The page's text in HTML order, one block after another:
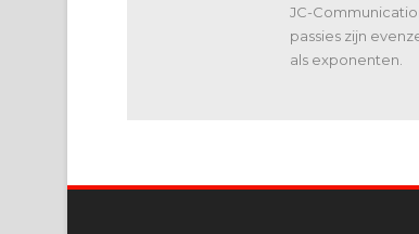
JC-
passies zijn
als exponenten.